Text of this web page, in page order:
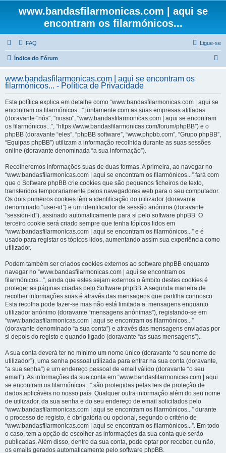
www.bandasfilarmonicas.com | aqui se
encontram os filarmónicos...
FAQ Ligue-se
Índice do Fórum
q
www.bandasfilarmonicas.com | aqui se encontram os
filarmónicos... - Política de Privacidade
Esta política explica em detalhe como “www.bandasfilarmonicas.com | aqui se
encontram os filarmónicos...” juntamente com as suas empresas afiliadas
(doravante "nós", "nosso", “www.bandasfilarmonicas.com | aqui se encontram
os filarmónicos...”, “https://www.bandasfilarmonicas.com/forum/phpBB”) e o
phpBB (doravante “eles”, “phpBB software”, “www.phpbb.com”, “Grupo phpBB”,
“Equipas phpBB”) utilizam a informação recolhida durante as suas sessões
online (doravante denominada “a sua informação”).
Recolheremos informações suas de duas formas. A primeira, ao navegar no
“www.bandasfilarmonicas.com | aqui se encontram os filarmónicos...” fará com
que o Software phpBB crie cookies que são pequenos ficheiros de texto,
transferidos temporariamente pelos navegadores web para o seu computador.
Os dois primeiros cookies têm a identificação do utilizador (doravante
denominado “user-id”) e um identificador de sessão anónima (doravante
“session-id”), assinado automaticamente para si pelo software phpBB. O
terceiro cookie será criado sempre que tenha tópicos lidos em
“www.bandasfilarmonicas.com | aqui se encontram os filarmónicos...” e é
usado para registar os tópicos lidos, aumentando assim sua experiência como
utilizador.
Podem também ser criados cookies externos ao software phpBB enquanto
navegar no “www.bandasfilarmonicas.com | aqui se encontram os
filarmónicos...”, ainda que estes sejam externos o âmbito destes cookies é
proteger as páginas criadas pelo Software phpBB. A segunda maneira de
recolher informações suas é através das mensagens que partilha connosco.
Esta recolha pode fazer-se mas não está limitada a: mensagens enquanto
utilizador anónimo (doravante “mensagens anónimas”), registando-se em
“www.bandasfilarmonicas.com | aqui se encontram os filarmónicos...”
(doravante denominado “a sua conta”) e através das mensagens enviadas por
si depois do registo e quando ligado (doravante “as suas mensagens”).
A sua conta deverá ter no mínimo um nome único (doravante “o seu nome de
utilizador”), uma senha pessoal utilizada para entrar na sua conta (doravante,
“a sua senha”) e um endereço pessoal de email válido (doravante “o seu
email”). As informações da sua conta em “www.bandasfilarmonicas.com | aqui
se encontram os filarmónicos...” são protegidas pelas leis de proteção de
dados aplicáveis no nosso país. Qualquer outra informação além do seu nome
de utilizador, da sua senha e do seu endereço de email solicitados pelo
“www.bandasfilarmonicas.com | aqui se encontram os filarmónicos...” durante
o processo de registo, é obrigatória ou opcional, segundo o critério de
“www.bandasfilarmonicas.com | aqui se encontram os filarmónicos...”. Em todo
o caso, tem a opção de escolher as informações da sua conta que serão
publicadas. Além disso, dentro da sua conta, pode optar por receber, ou não,
os emails gerados automaticamente pelo software phpBB.